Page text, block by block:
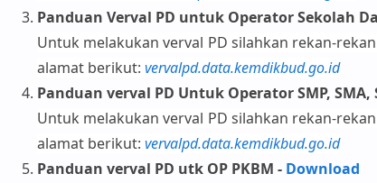
Panduan Verval PD untuk Operator Sekolah
Untuk melakukan verval PD silahkan rekan-
alamat berikut: vervalpd.data.kemdikbud.go.id
Panduan verval PD Untuk Operator SMP, SMA,
Untuk melakukan verval PD silahkan rekan-
alamat berikut: vervalpd.data.kemdikbud.go.id
Panduan verval PD utk OP PKBM - Download